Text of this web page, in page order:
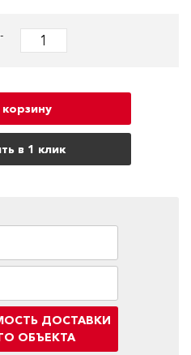
корзину
в 1 клик
ДОСТАВКИ
ОБЪЕКТА